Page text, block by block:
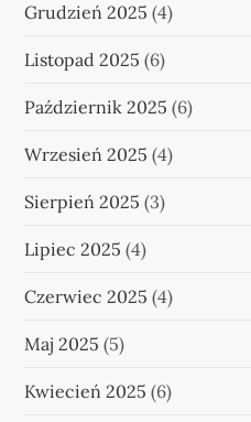
Grudzień 2025 (4)
Listopad 2025 (6)
Październik 2025 (6)
Wrzesień 2025 (4)
Sierpień 2025 (3)
Lipiec 2025 (4)
Czerwiec 2025 (4)
Maj 2025 (5)
Kwiecień 2025 (6)